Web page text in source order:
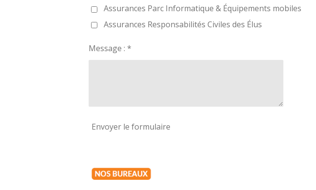
Assurances Parc Informatique & Équipements mobiles
Assurances Responsabilités Civiles des Élus
Message : *
Envoyer le formulaire